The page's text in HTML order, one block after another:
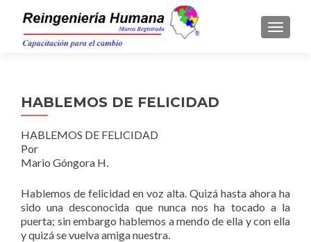
HABLEMOS DE FELICIDAD
HABLEMOS DE FELICIDAD
Por
Mario Góngora H.
Hablemos de felicidad en voz alta. Quizá hasta ahora ha
sido una desconocida que nunca nos ha tocado a la
puerta; sin embargo hablemos a mendo de ella y con ella
y quizá se vuelva amiga nuestra.